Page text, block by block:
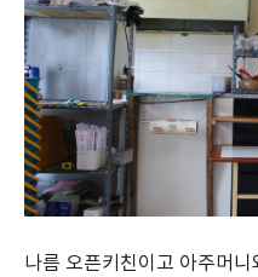
나름 오픈키친이고 아주머